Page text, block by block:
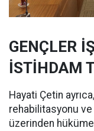
GENÇLER
İSTİHDAM
Hayati Çetin
rehabilitasyonu ve
üzerinden